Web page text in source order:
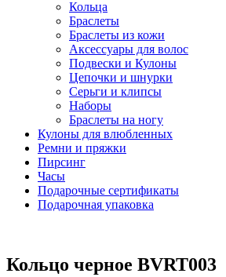
Кольца
Браслеты
Браслеты из кожи
Аксессуары для волос
Подвески и Кулоны
Цепочки и шнурки
Серьги и клипсы
Наборы
Браслеты на ногу
Кулоны для влюбленных
Ремни и пряжки
Пирсинг
Часы
Подарочные сертификаты
Подарочная упаковка
Кольцо черное BVRT003